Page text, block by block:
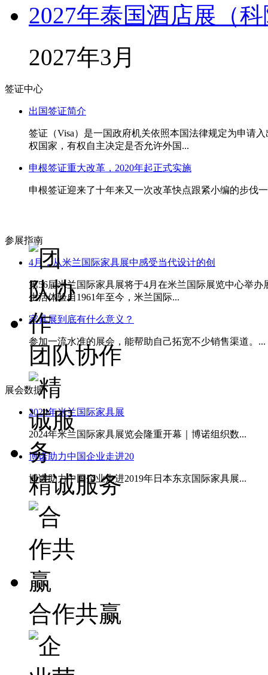
2027年泰国酒店展（
2027年3月
签证中心
出国签证简介
签证（Visa）是一国政府机关依照本国法律规定为申请
权国家，有权自主决定是否允许外国...
申根签证重大改革，2020年起正式实施
申根签证迎来了十年来又一次改革快点跟紧小编的步伐
参展指南
4月，从米兰国际家具展中感受当代设计的创
第56届米兰国际家具展将于4月在米兰国际展览中心举
生活体验自1961年至今，米兰国际...
家具展到底有什么意义？
参加一流水准的展会，能帮助自己拓宽不少销售渠道。...
展会数据
2024年米兰国际家具展
2024年米兰国际家具展览会隆重开幕｜博诺组织数...
博诺助力中国企业走进20
博诺助力中国企业走进2019年日本东京国际家具展...
团队协作
精诚服务
合作共赢